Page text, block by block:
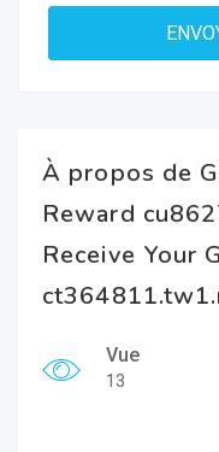
À propos de
Reward
Receive Your
Vue
13